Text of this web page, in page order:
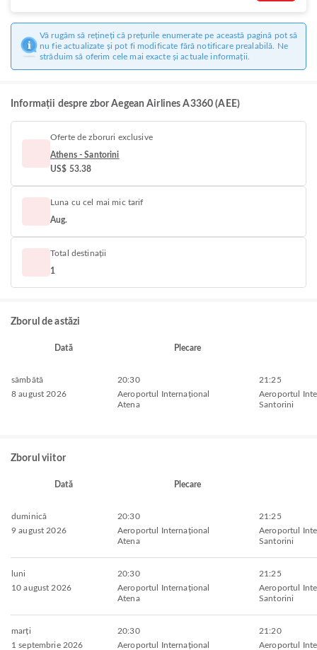
Vă rugăm să rețineți că prețurile enumerate pe această pagină pot să
nu fie actualizate și pot fi modificate fără notificare prealabilă. Ne
străduim să oferim cele mai exacte și actuale informații.
Informații despre zbor Aegean Airlines A3360 (AEE)
Oferte de zboruri exclusive
Athens - Santorini
US$ 53.38
Luna cu cel mai mic tarif
Aug.
Total destinații
1
Zborul de astăzi
Dată Plecare
sâmbătă
8 august 2026
20:30
Aeroportul Internațional
Atena
21:25
Aeroportul
Santorini
Zborul viitor
Dată Plecare
duminică
9 august 2026
20:30
Aeroportul Internațional
Atena
21:25
Aeroportul
Santorini
luni
10 august 2026
20:30
Aeroportul Internațional
Atena
21:25
Aeroportul
Santorini
marți
1 septembrie 2026
20:30
Aeroportul Internațional
21:20
Aeroportul